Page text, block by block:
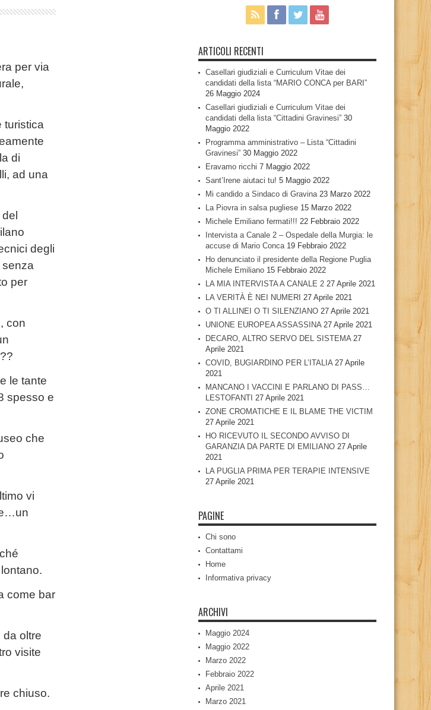
per via
turistica
di
ad una
degli
senza
per
con
le tante
spesso e
che
vi
come bar
da oltre
visite
chiuso.
ARTICOLI RECENTI
Casellari giudiziali e Curriculum Vitae dei
candidati della lista “MARIO CONCA per BARI”
26 Maggio 2024
Casellari giudiziali e Curriculum Vitae dei
candidati della lista “Cittadini Gravinesi” 30
Maggio 2022
Programma amministrativo – Lista “Cittadini
Gravinesi” 30 Maggio 2022
Eravamo ricchi 7 Maggio 2022
Sant’Irene aiutaci tu! 5 Maggio 2022
Mi candido a Sindaco di Gravina 23 Marzo 2022
La Piovra in salsa pugliese 15 Marzo 2022
Michele Emiliano fermati!!! 22 Febbraio 2022
Intervista a Canale 2 – Ospedale della Murgia: le
accuse di Mario Conca 19 Febbraio 2022
Ho denunciato il presidente della Regione Puglia
Michele Emiliano 15 Febbraio 2022
LA MIA INTERVISTA A CANALE 2 27 Aprile 2021
LA VERITÀ È NEI NUMERI 27 Aprile 2021
O TI ALLINEI O TI SILENZIANO 27 Aprile 2021
UNIONE EUROPEA ASSASSINA 27 Aprile 2021
DECARO, ALTRO SERVO DEL SISTEMA 27
Aprile 2021
COVID, BUGIARDINO PER L’ITALIA 27 Aprile
2021
MANCANO I VACCINI E PARLANO DI PASS…
LESTOFANTI 27 Aprile 2021
ZONE CROMATICHE E IL BLAME THE VICTIM
27 Aprile 2021
HO RICEVUTO IL SECONDO AVVISO DI
GARANZIA DA PARTE DI EMILIANO 27 Aprile
2021
LA PUGLIA PRIMA PER TERAPIE INTENSIVE
27 Aprile 2021
PAGINE
Chi sono
Contattami
Home
Informativa privacy
ARCHIVI
Maggio 2024
Maggio 2022
Marzo 2022
Febbraio 2022
Aprile 2021
Marzo 2021